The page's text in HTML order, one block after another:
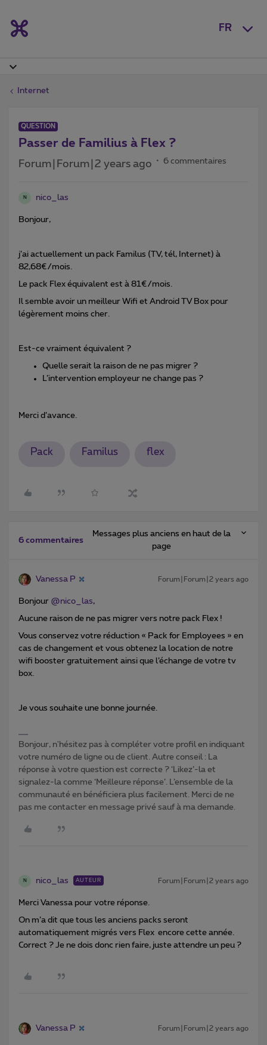
FR
Internet
QUESTION
Passer de Familius à Flex ?
Forum|Forum|2 years ago 6 commentaires
N nico_las
Bonjour,
j’ai actuellement un pack Familus (TV, tél, Internet) à
82,68€/mois.
Le pack Flex équivalent est à 81€/mois.
Il semble avoir un meilleur Wifi et Android TV Box pour
légèrement moins cher.
Est-ce vraiment équivalent ?
Quelle serait la raison de ne pas migrer ?
L’intervention employeur ne change pas ?
Merci d’avance.
Pack Familus flex
6 commentaires
Messages plus anciens en haut de la
page
Vanessa P Forum|Forum|2 years ago
Bonjour @nico_las,
Aucune raison de ne pas migrer vers notre pack Flex !
Vous conservez votre réduction « Pack for Employees » en
cas de changement et vous obtenez la location de notre
wifi booster gratuitement ainsi que l’échange de votre tv
box.
Je vous souhaite une bonne journée.
Bonjour, n'hésitez pas à compléter votre profil en indiquant
votre numéro de ligne ou de client. Autre conseil : La
réponse à votre question est correcte ? ‘Likez’-la et
signalez-la comme ‘Meilleure réponse’. L’ensemble de la
communauté en bénéficiera plus facilement. Merci de ne
pas me contacter en message privé sauf à ma demande.
N nico_las AUTEUR Forum|Forum|2 years ago
Merci Vanessa pour votre réponse.
On m’a dit que tous les anciens packs seront
automatiquement migrés vers Flex encore cette année.
Correct ? Je ne dois donc rien faire, juste attendre un peu ?
Vanessa P Forum|Forum|2 years ago